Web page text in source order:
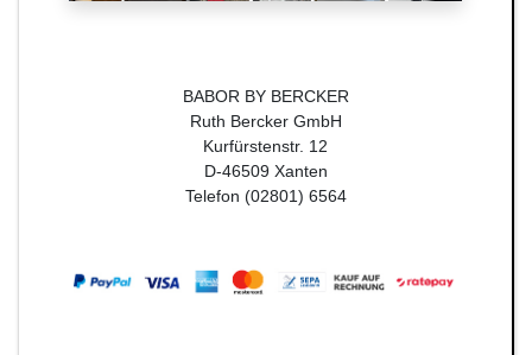
BABOR BY BERCKER
Ruth Bercker GmbH
Kurfürstenstr. 12
D-46509 Xanten
Telefon (02801) 6564